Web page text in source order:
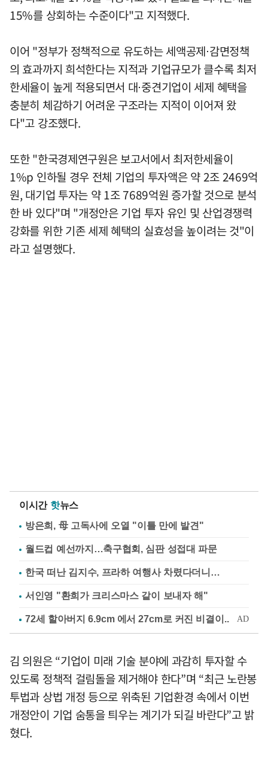
15%를 상회하는 수준이다"고 지적했다.
이어 "정부가 정책적으로 유도하는 세액공제⋅감면정책
의 효과까지 희석한다는 지적과 기업규모가 클수록 최저
한세율이 높게 적용되면서 대⋅중견기업이 세제 혜택을
충분히 체감하기 어려운 구조라는 지적이 이어져 왔
다"고 강조했다.
또한 "한국경제연구원은 보고서에서 최저한세율이
1%p 인하될 경우 전체 기업의 투자액은 약 2조 2469억
원, 대기업 투자는 약 1조 7689억원 증가할 것으로 분석
한 바 있다"며 "개정안은 기업 투자 유인 및 산업경쟁력
강화를 위한 기존 세제 혜택의 실효성을 높이려는 것"이
라고 설명했다.
이시간 핫뉴스
방은희, 母 고독사에 오열 "이틀 만에 발견"
월드컵 예선까지…축구협회, 심판 성접대 파문
한국 떠난 김지수, 프라하 여행사 차렸다더니…
서인영 "환희가 크리스마스 같이 보내자 해"
김 의원은 “기업이 미래 기술 분야에 과감히 투자할 수
있도록 정책적 걸림돌을 제거해야 한다”며 “최근 노란봉
투법과 상법 개정 등으로 위축된 기업환경 속에서 이번
개정안이 기업 숨통을 틔우는 계기가 되길 바란다”고 밝
혔다.